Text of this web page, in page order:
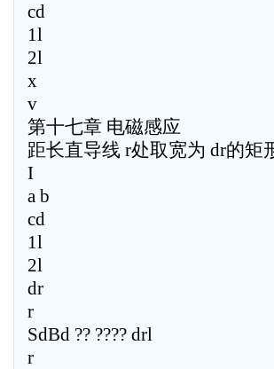
cd
1l
2l
x
v
第十七章 电磁感应
距长直导线 r处取宽为 dr的矩
I
a b
cd
1l
2l
dr
r
SdBd ?? ???? drl
r